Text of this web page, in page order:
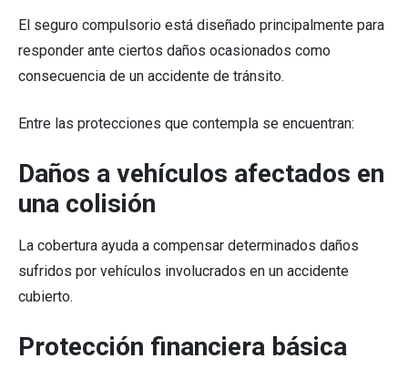
El seguro compulsorio está diseñado principalmente para
responder ante ciertos daños ocasionados como
consecuencia de un accidente de tránsito.
Entre las protecciones que contempla se encuentran:
Daños a vehículos afectados en
una colisión
La cobertura ayuda a compensar determinados daños
sufridos por vehículos involucrados en un accidente
cubierto.
Protección financiera básica